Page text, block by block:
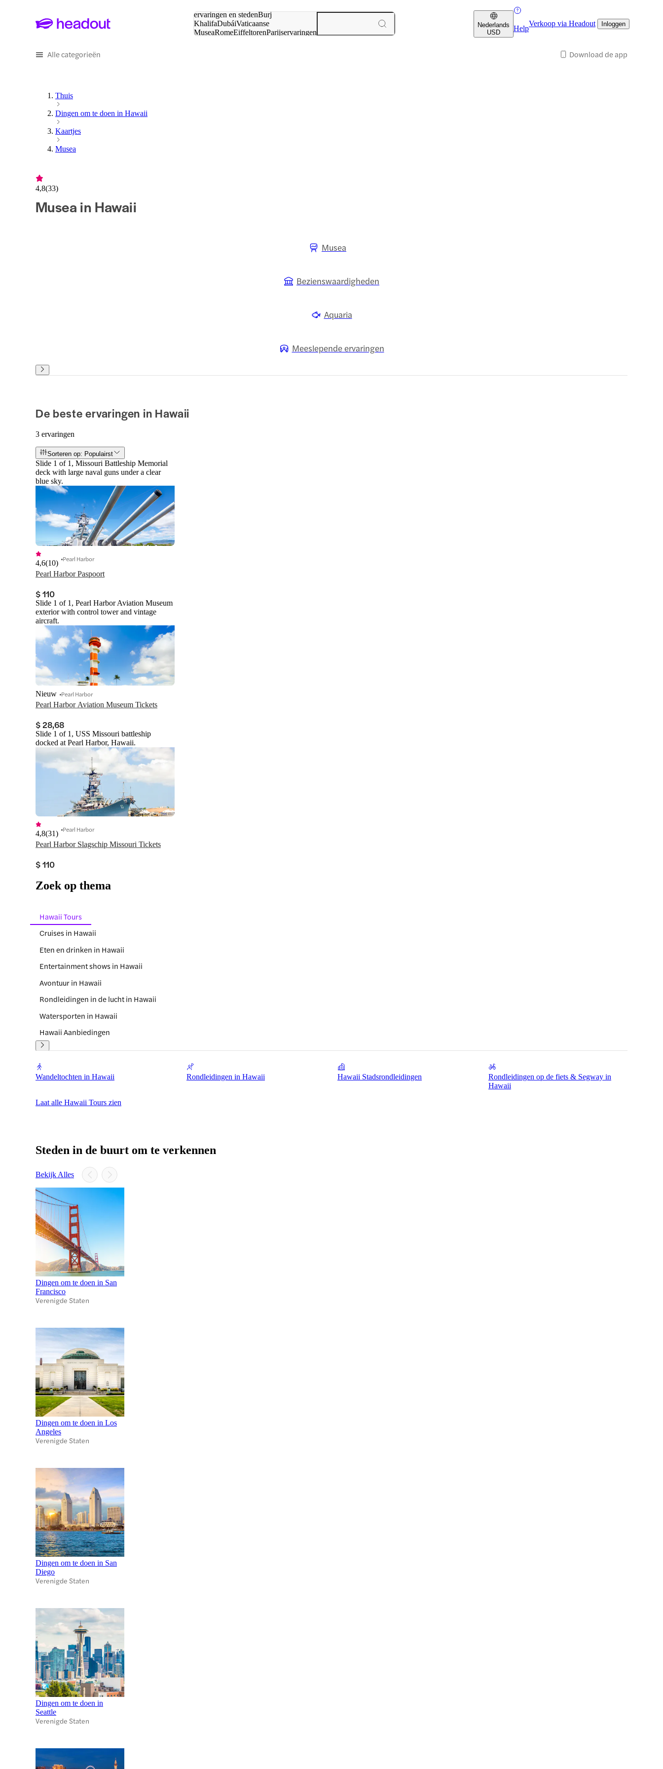
ervaringen en stedenBurj
KhalifaDubáiVaticaanse
MuseaRomeEiffeltorenParijservaringen
Nederlands
USD
Help
Verkoop via Headout Inloggen
Alle categorieën Download de app
Thuis
Dingen om te doen in Hawaii
Kaartjes
Musea
4,8(33)
Musea in Hawaii
Musea
Bezienswaardigheden
Aquaria
Meeslepende ervaringen
De beste ervaringen in Hawaii
3 ervaringen
Sorteren op: Populairst
Slide 1 of 1, Missouri Battleship Memorial
deck with large naval guns under a clear
blue sky.
Pearl Harbor Paspoort
4,6(10) Pearl Harbor
$ 110
Slide 1 of 1, Pearl Harbor Aviation Museum
exterior with control tower and vintage
aircraft.
Pearl Harbor Aviation Museum Tickets
Nieuw Pearl Harbor
$ 28,68
Slide 1 of 1, USS Missouri battleship
docked at Pearl Harbor, Hawaii.
Pearl Harbor Slagschip Missouri Tickets
4,8(31) Pearl Harbor
$ 110
Zoek op thema
Hawaii Tours
Cruises in Hawaii
Eten en drinken in Hawaii
Entertainment shows in Hawaii
Avontuur in Hawaii
Rondleidingen in de lucht in Hawaii
Watersporten in Hawaii
Hawaii Aanbiedingen
Wandeltochten in Hawaii Rondleidingen in Hawaii Hawaii Stadsrondleidingen
Rondleidingen op de fiets & Segway in
Hawaii
Laat alle Hawaii Tours zien
Steden in de buurt om te verkennen
Bekijk Alles
Dingen om te doen in San
Francisco
Verenigde Staten
Dingen om te doen in Los
Angeles
Verenigde Staten
Dingen om te doen in San
Diego
Verenigde Staten
Dingen om te doen in
Seattle
Verenigde Staten